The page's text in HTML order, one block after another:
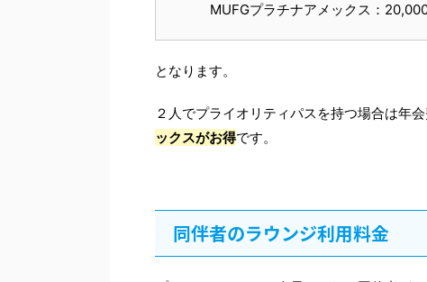
MUFGプラチナアメックス：
となります。
２人でプライオリティパスを持つ場合は年会
ックスがお得です。
同伴者のラウンジ利用料金